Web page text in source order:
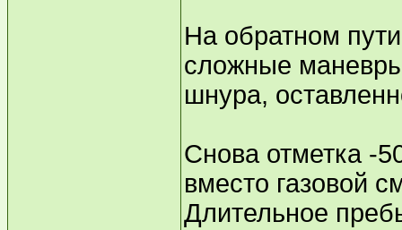
На обратном
сложные
шнура,
Снова отметка -
вместо газовой
Длительное